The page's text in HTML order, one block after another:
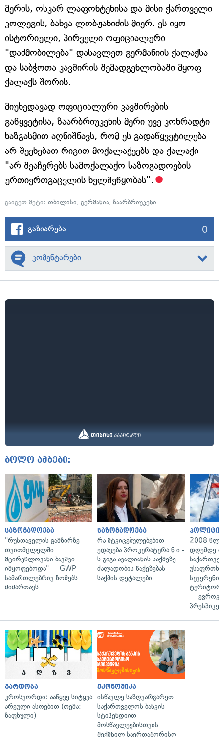
მერის, ოსკარ ლაფონტენისა და მისი ქართველი
კოლეგის, ბახვა ლობჟანიძის მიერ. ეს იყო
ისტორიული, პირველი ოფიციალური
"დაძმობილება" დასავლეთ გერმანიის ქალაქსა
და საბჭოთა კავშირის შემადგენლობაში მყოფ
ქალაქს შორის.
მიუხედავად ოფიციალური კავშირების
გაწყვეტისა, ზაარბრიუკენის მერი უვე კონრადტი
ხაზგასმით აღნიშნავს, რომ ეს გადაწყვეტილება
არ შეეხებათ რიგით მოქალაქეებს და ქალაქი
"არ შეაჩერებს სამოქალაქო საზოგადოების
ურთიერთგაცვლის ხელშეწყობას".
გაიგეთ მეტი: თბილისი, გერმანია, ზაარბრიუკენი
გაზიარება 0
კომენტარები
ბოლო ამბები:
საზოგადოება
"რუსთაველის გამზირზე
თვითმცლელში
მცირეწლოვანი ბავშვი
იმყოფებოდა" — GWP
სამართლებრივ ზომებს
მიმართავს
საზოგადოება
რა მტკიცებულებებით
ედავება პროკურატურა ნ.ი.-
ს გიგა ავალიანის საქმეზე
ძალადობის წაქეზებას —
საქმის დეტალები
2008
დღემდე
—
გართობა
კროსვორდი: ააწყვე სიტყვა
არეული ასოებით (თემა:
ზაფხული)
ეკონომიკა
ისწავლე საზღვარგარეთ
საქართველოს ბანკის
სტიპენდიით —
მოსწავლეებისთვის
შექმნილ საერთაშორისო